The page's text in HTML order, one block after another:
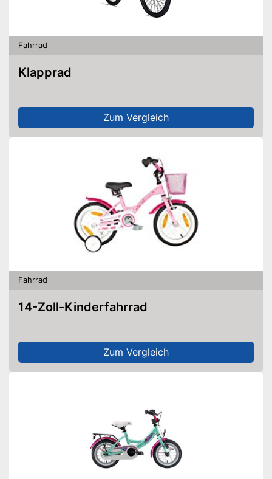
Fahrrad
Klapprad
Zum Vergleich
Fahrrad
14-Zoll-Kinderfahrrad
Zum Vergleich